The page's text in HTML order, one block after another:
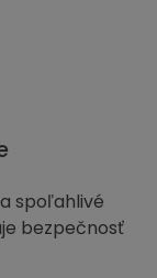
spoľahlivé
bezpečnosť